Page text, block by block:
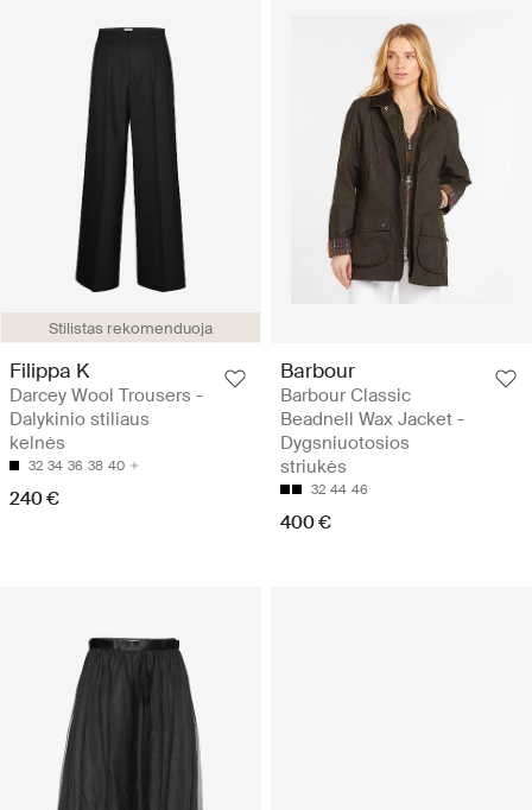
Stilistas rekomenduoja
Filippa K
Darcey Wool Trousers -
Dalykinio stiliaus
kelnės
32 34 36 38 40
240 €
Barbour
Barbour Classic
Beadnell Wax Jacket -
Dygsniuotosios
striukės
32 44 46
400 €